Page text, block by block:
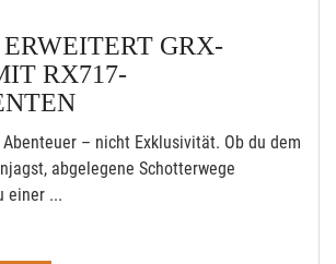
GRX-
RX717-
– nicht Exklusivität. Ob du dem
abgelegene Schotterwege
einer ...